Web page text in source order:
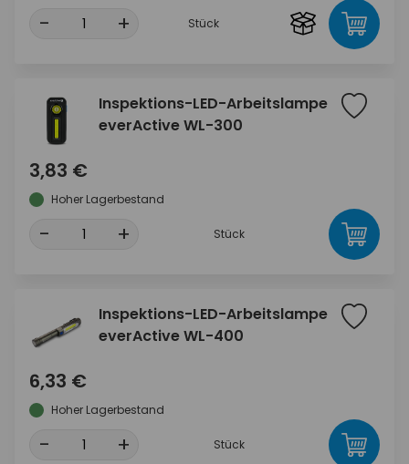
- + Stück
Inspektions-LED-Arbeitslampe
everActive WL-300
3,83 €
Hoher Lagerbestand
- + Stück
Inspektions-LED-Arbeitslampe
everActive WL-400
6,33 €
Hoher Lagerbestand
- + Stück